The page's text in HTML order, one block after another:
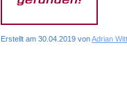
Erstellt am 30.04.2019 vonAdrian Witt